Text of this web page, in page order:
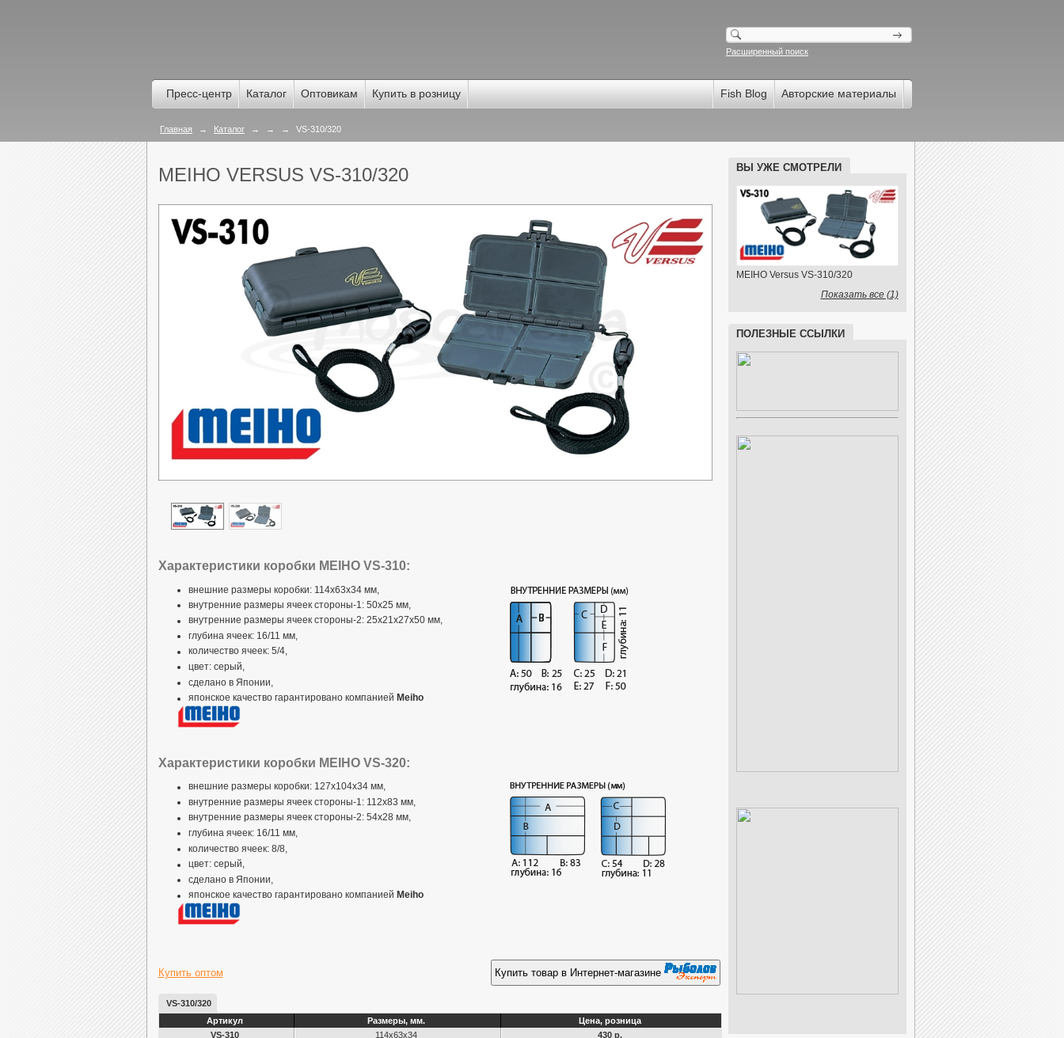
Расширенный поиск
Пресс-центр Каталог Оптовикам Купить в розницу Fish Blog Авторские материалы
Главная → Каталог → → → VS-310/320
MEIHO VERSUS VS-310/320
Характеристики коробки MEIHO VS-310:
внешние размеры коробки: 114x63x34 мм,
внутренние размеры ячеек стороны-1: 50x25 мм,
внутренние размеры ячеек стороны-2: 25x21x27x50 мм,
глубина ячеек: 16/11 мм,
количество ячеек: 5/4,
цвет: серый,
сделано в Японии,
японское качество гарантировано компанией Meiho
Характеристики коробки MEIHO VS-320:
внешние размеры коробки: 127x104x34 мм,
внутренние размеры ячеек стороны-1: 112x83 мм,
внутренние размеры ячеек стороны-2: 54x28 мм,
глубина ячеек: 16/11 мм,
количество ячеек: 8/8,
цвет: серый,
сделано в Японии,
японское качество гарантировано компанией Meiho
Купить оптом Купить товар в Интернет-магазине
VS-310/320
Артикул
Размеры, мм.
Цена, розница
VS-310
114х63х34
430 р.
ВЫ УЖЕ СМОТРЕЛИ
MEIHO Versus VS-310/320
Показать все (1)
ПОЛЕЗНЫЕ ССЫЛКИ